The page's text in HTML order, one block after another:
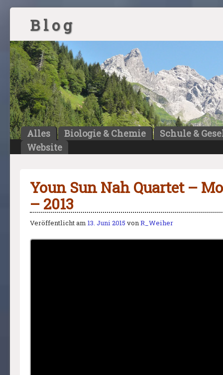
B l o g
Alles Biologie & Chemie
Schule &
Website
Youn Sun Nah Quartet –
– 2013
Veröffentlicht am 13. Juni 2015 vonR_Weiher